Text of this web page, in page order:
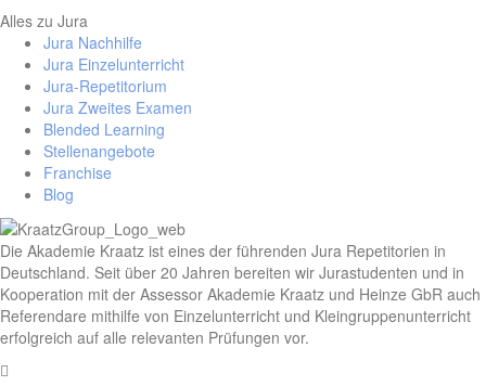
Alles zu Jura
Jura Nachhilfe
Jura Einzelunterricht
Jura-Repetitorium
Jura Zweites Examen
Blended Learning
Stellenangebote
Franchise
Blog
Die Akademie Kraatz ist eines der führenden Jura Repetitorien in
Deutschland. Seit über 20 Jahren bereiten wir Jurastudenten und in
Kooperation mit der Assessor Akademie Kraatz und Heinze GbR auch
Referendare mithilfe von Einzelunterricht und Kleingruppenunterricht
erfolgreich auf alle relevanten Prüfungen vor.